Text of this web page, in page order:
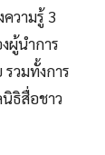
วามรู้ 3
ผู้นำการ
วมทั้งการ
นิธิสื่อชาว